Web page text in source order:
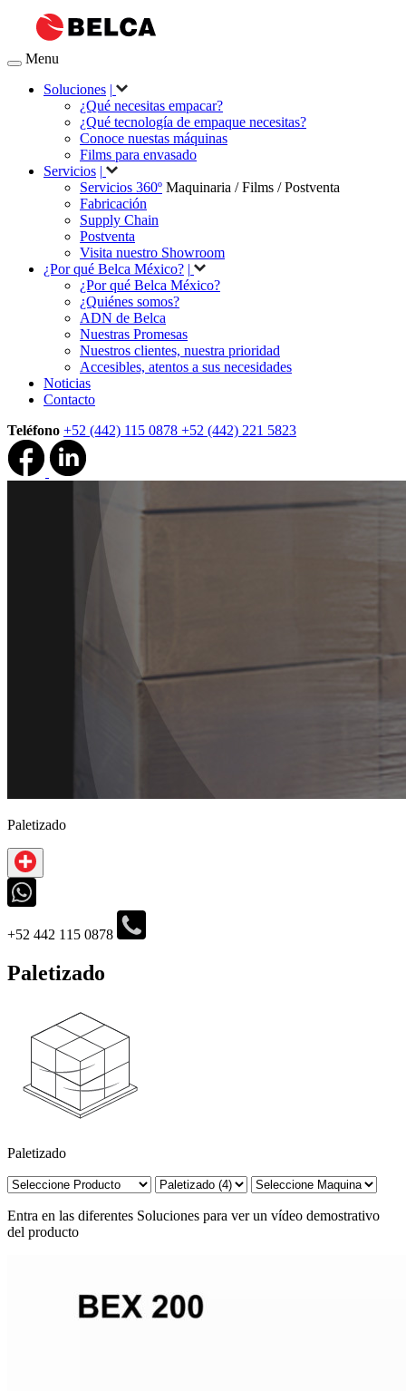
Menu
Soluciones |
¿Qué necesitas empacar?
¿Qué tecnología de empaque necesitas?
Conoce nuestas máquinas
Films para envasado
Servicios |
Servicios 360º Maquinaria / Films / Postventa
Fabricación
Supply Chain
Postventa
Visita nuestro Showroom
¿Por qué Belca México? |
¿Por qué Belca México?
¿Quiénes somos?
ADN de Belca
Nuestras Promesas
Nuestros clientes, nuestra prioridad
Accesibles, atentos a sus necesidades
Noticias
Contacto
Teléfono +52 (442) 115 0878 +52 (442) 221 5823
Paletizado
‪+52 442 115 0878‬
Paletizado
Paletizado
Entra en las diferentes Soluciones para ver un vídeo demostrativo
del producto